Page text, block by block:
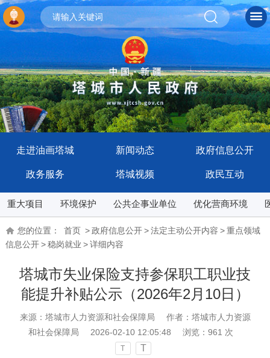
走进油画塔城 新闻动态 政府信息公开
政务服务 塔城视频 政民互动
重大项目 环境保护 公共企事业单位 优化营商环境
您的位置： 首页 >政府信息公开>法定主动公开内容 >重点领域
信息公开>稳岗就业 >详细内容
塔城市失业保险支持参保职工职业技
能提升补贴公示（2026年2月10日）
来源：塔城市人力资源和社会保障局
作者：塔城市人力资源
和社会保障局
2026-02-10 12:05:48 浏览： 961 次
T T